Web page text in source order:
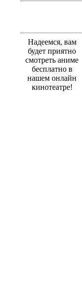
Надеемся, вам
будет приятно
смотреть аниме
бесплатно в
нашем онлайн
кинотеатре!